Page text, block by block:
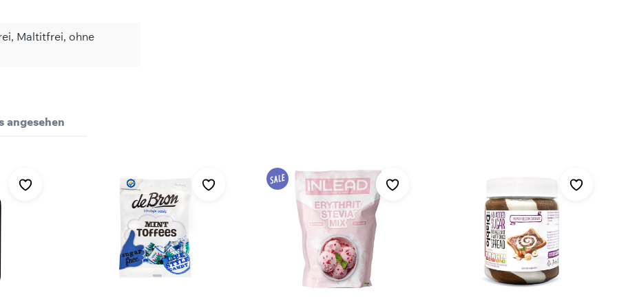
Maltitfrei, ohne
angesehen